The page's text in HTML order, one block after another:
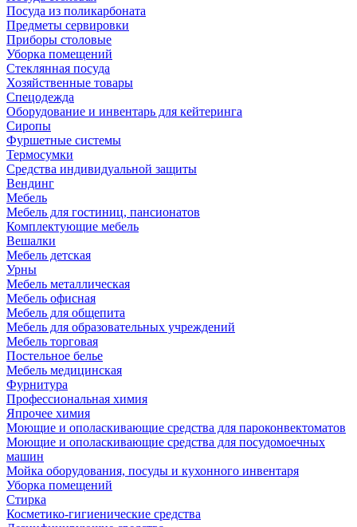
Посуда из поликарбоната
Предметы сервировки
Приборы столовые
Уборка помещений
Стеклянная посуда
Хозяйственные товары
Спецодежда
Оборудование и инвентарь для кейтеринга
Сиропы
Фуршетные системы
Термосумки
Средства индивидуальной защиты
Вендинг
Мебель
Мебель для гостиниц, пансионатов
Комплектующие мебель
Вешалки
Мебель детская
Урны
Мебель металлическая
Мебель офисная
Мебель для общепита
Мебель для образовательных учреждений
Мебель торговая
Постельное белье
Мебель медицинская
Фурнитура
Профессиональная химия
Япрочее химия
Моющие и ополаскивающие средства для пароконвектоматов
Моющие и ополаскивающие средства для посудомоечных
машин
Мойка оборудования, посуды и кухонного инвентаря
Уборка помещений
Стирка
Косметико-гигиенические средства